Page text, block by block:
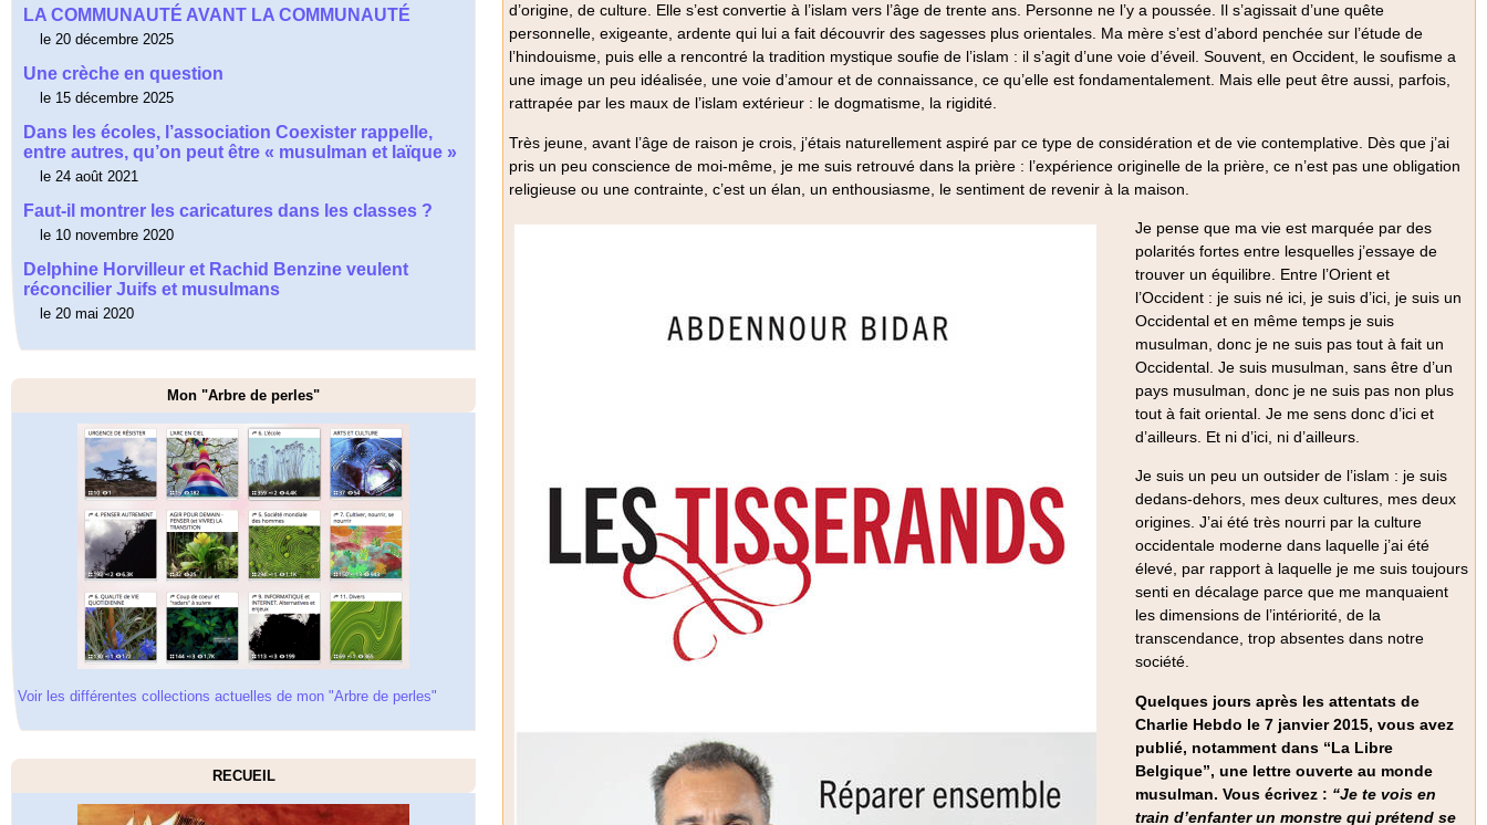
d’origine, de culture. Elle s’est convertie à l’islam vers l’âge de trente ans. Personne ne l’y a poussée. Il s’agissait d’une quête
personnelle, exigeante, ardente qui lui a fait découvrir des sagesses plus orientales. Ma mère s’est d’abord penchée sur l’étude de
l’hindouisme, puis elle a rencontré la tradition mystique soufie de l’islam : il s’agit d’une voie d’éveil. Souvent, en Occident, le soufisme a
une image un peu idéalisée, une voie d’amour et de connaissance, ce qu’elle est fondamentalement. Mais elle peut être aussi, parfois,
rattrapée par les maux de l’islam extérieur : le dogmatisme, la rigidité.
Très jeune, avant l’âge de raison je crois, j’étais naturellement aspiré par ce type de considération et de vie contemplative. Dès que j’ai
pris un peu conscience de moi-même, je me suis retrouvé dans la prière : l’expérience originelle de la prière, ce n’est pas une obligation
religieuse ou une contrainte, c’est un élan, un enthousiasme, le sentiment de revenir à la maison.
Je pense que ma vie est marquée par des
polarités fortes entre lesquelles j’essaye de
trouver un équilibre. Entre l’Orient et
l’Occident : je suis né ici, je suis d’ici, je suis un
Occidental et en même temps je suis
musulman, donc je ne suis pas tout à fait un
Occidental. Je suis musulman, sans être d’un
pays musulman, donc je ne suis pas non plus
tout à fait oriental. Je me sens donc d’ici et
d’ailleurs. Et ni d’ici, ni d’ailleurs.
Je suis un peu un outsider de l’islam : je suis
dedans-dehors, mes deux cultures, mes deux
origines. J’ai été très nourri par la culture
occidentale moderne dans laquelle j’ai été
élevé, par rapport à laquelle je me suis toujours
senti en décalage parce que me manquaient
les dimensions de l’intériorité, de la
transcendance, trop absentes dans notre
société.
Quelques jours après les attentats de
Charlie Hebdo le 7 janvier 2015, vous avez
publié, notamment dans “La Libre
Belgique”, une lettre ouverte au monde
musulman. Vous écrivez : “Je te vois en
train d’enfanter un monstre qui prétend se
LA COMMUNAUTÉ AVANT LA COMMUNAUTÉ
le 20 décembre 2025
Une crèche en question
le 15 décembre 2025
Dans les écoles, l’association Coexister rappelle,
entre autres, qu’on peut être « musulman et laïque »
le 24 août 2021
Faut-il montrer les caricatures dans les classes ?
le 10 novembre 2020
Delphine Horvilleur et Rachid Benzine veulent
réconcilier Juifs et musulmans
le 20 mai 2020
Mon "Arbre de perles"
Voir les différentes collections actuelles de mon "Arbre de perles"
RECUEIL